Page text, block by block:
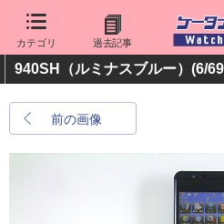
カテゴリ 過去記事
940SH（ルミナスブルー） (6/
前の画像